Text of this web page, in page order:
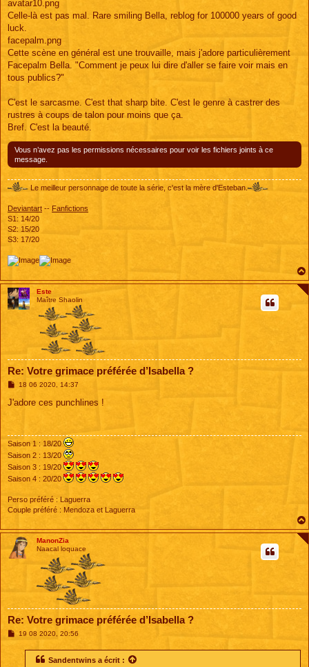
avatar10.png
Celle-là est pas mal. Rare smiling Bella, reblog for 100000 years of good
luck.
facepalm.png
Cette scène en général est une trouvaille, mais j'adore particulièrement
Facepalm Bella. "Comment je peux lui dire d'aller se faire voir mais en
tous publics?"
C'est le sarcasme. C'est that sharp bite. C'est le genre à castrer des
rustres à coups de talon pour moins que ça.
Bref. C'est la beauté.
Vous n’avez pas les permissions nécessaires pour voir les fichiers joints à ce
message.
Le meilleur personnage de toute la série, c'est la mère d'Esteban.
Deviantart -- Fanfictions
S1: 14/20
S2: 15/20
S3: 17/20
Este
Maître Shaolin
Re: Votre grimace préférée d’Isabella ?
M
s
18 06 2020, 14:37
J'adore ces punchlines !
Saison 1 : 18/20
Saison 2 : 13/20
Saison 3 : 19/20
Saison 4 : 20/20
Perso préféré : Laguerra
Couple préféré : Mendoza et Laguerra
ManonZia
Naacal loquace
Re: Votre grimace préférée d’Isabella ?
M19 08 2020, 20:56
Sandentwins a écrit :